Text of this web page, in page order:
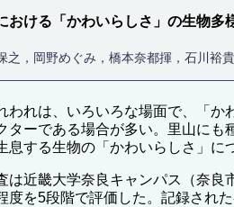
おける「かわいらしさ」の生物多
之，岡野めぐみ，橋本奈都揮，石川裕
われは、いろいろな場面で、「か
ターである場合が多い。里山にも
息する生物の「かわいらしさ」に
は近畿大学奈良キャンパス（奈良
度を5段階で評価した。記録され